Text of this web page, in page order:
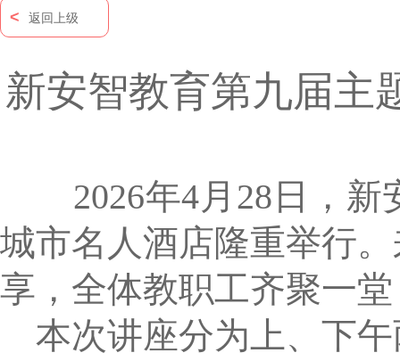
< 返回上级
新安智教育第九届主
2026年4月28日，
城市名人酒店隆重举行
享，全体教职工齐聚一
本次讲座分为上、下午